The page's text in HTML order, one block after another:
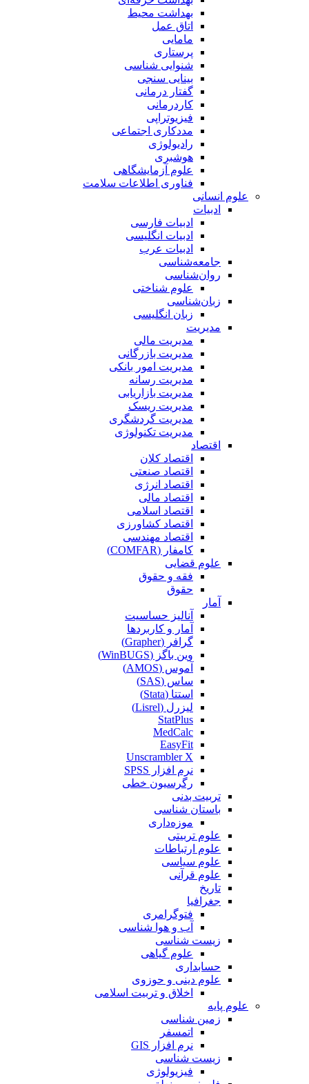
بهداشت محیط
اتاق عمل
مامایی
پرستاری
شنوایی شناسی
بینایی سنجی
گفتار درمانی
کاردرمانی
فیزیوتراپی
مددکاری اجتماعی
رادیولوژی
هوشبری
علوم آزمایشگاهی
فناوری اطلاعات سلامت
علوم انسانی
ادبیات
ادبیات فارسی
ادبیات انگلیسی
ادبیات عرب
جامعه‌شناسی
روان‌شناسی
علوم شناختی
زبان‌شناسی
زبان انگلیسی
مدیریت
مدیریت مالی
مدیریت بازرگانی
مدیریت امور بانکی
مدیریت رسانه
مدیریت بازاریابی
مدیریت ریسک
مدیریت گردشگری
مدیریت تکنولوژی
اقتصاد
اقتصاد کلان
اقتصاد صنعتی
اقتصاد انرژی
اقتصاد مالی
اقتصاد اسلامی
اقتصاد کشاورزی
اقتصاد مهندسی
کامفار (COMFAR)
علوم قضایی
فقه و حقوق
حقوق
آمار
آنالیز حساسیت
آمار و کاربردها
گرافر (Grapher)
وین باگز (WinBUGS)
آموس (AMOS)
ساس (SAS)
استتا (Stata)
لیزرل (Lisrel)
StatPlus
MedCalc
EasyFit
Unscrambler X
نرم افزار SPSS
رگرسیون خطی
تربیت بدنی
باستان شناسی
موزه‌داری
علوم تربیتی
علوم ارتباطات
علوم سیاسی
علوم قرآنی
تاریخ
جغرافیا
فتوگرامری
آب و هوا شناسی
زیست شناسی
علوم گیاهی
حسابداری
علوم دینی و حوزوی
اخلاق و تربیت اسلامی
علوم پایه
زمین شناسی
اتمسفر
نرم افزار GIS
زیست شناسی
فیزیولوژی